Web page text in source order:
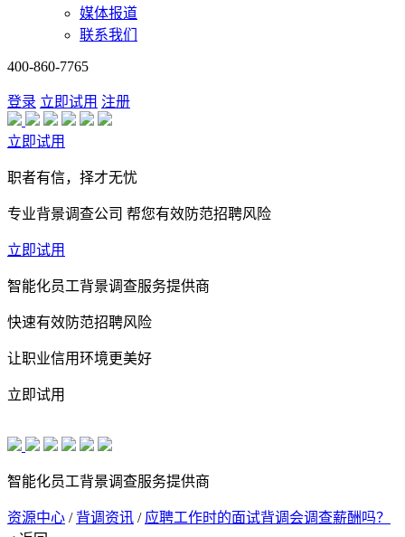
媒体报道
联系我们
400-860-7765
登录 立即试用 注册
立即试用
职者有信，择才无忧
专业背景调查公司 帮您有效防范招聘风险
立即试用
智能化员工背景调查服务提供商
快速有效防范招聘风险
让职业信用环境更美好
立即试用
智能化员工背景调查服务提供商
资源中心 / 背调资讯 / 应聘工作时的面试背调会调查薪酬吗？